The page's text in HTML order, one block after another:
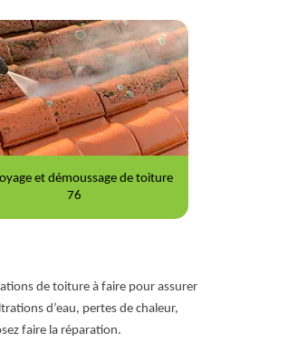
Peinture sur tuile 76
de toiture à faire pour assurer
d’eau, pertes de chaleur,
faire la réparation.